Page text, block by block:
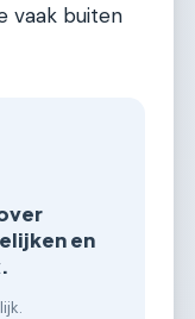
vaak buiten
en